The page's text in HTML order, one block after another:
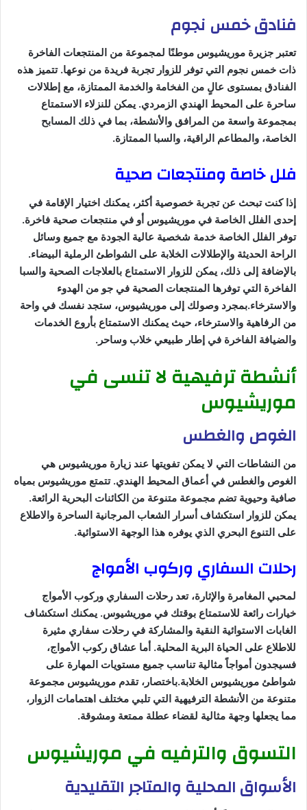
فنادق خمس نجوم
تعتبر جزيرة موريشيوس موطنًا لمجموعة من المنتجعات الفاخرة
ذات خمس نجوم التي توفر للزوار تجربة فريدة من نوعها. تتميز هذه
الفنادق بمستوى عالٍ من الفخامة والخدمة الممتازة، مع إطلالات
ساحرة على المحيط الهندي الزمردي. يمكن للنزلاء الاستمتاع
بمجموعة واسعة من المرافق والأنشطة، بما في ذلك المسابح
الخاصة، والمطاعم الراقية، والسبا الممتازة.
فلل خاصة ومنتجعات صحية
إذا كنت تبحث عن تجربة خصوصية أكثر، يمكنك اختيار الإقامة في
إحدى الفلل الخاصة في موريشيوس أو في منتجعات صحية فاخرة.
توفر الفلل الخاصة خدمة شخصية عالية الجودة مع جميع وسائل
الراحة الحديثة والإطلالات الخلابة على الشواطئ الرملية البيضاء.
بالإضافة إلى ذلك، يمكن للزوار الاستمتاع بالعلاجات الصحية والسبا
الفاخرة التي توفرها المنتجعات الصحية في جو من الهدوء
والاسترخاء.بمجرد وصولك إلى موريشيوس، ستجد نفسك في واحة
من الرفاهية والاسترخاء، حيث يمكنك الاستمتاع بأروع الخدمات
والضيافة الفاخرة في إطار طبيعي خلاب وساحر.
أنشطة ترفيهية لا تنسى في
موريشيوس
الغوص والغطس
من النشاطات التي لا يمكن تفويتها عند زيارة موريشيوس هي
الغوص والغطس في أعماق المحيط الهندي. تتمتع موريشيوس بمياه
صافية وحيوية تضم مجموعة متنوعة من الكائنات البحرية الرائعة.
يمكن للزوار استكشاف أسرار الشعاب المرجانية الساحرة والاطلاع
على التنوع البحري الذي يوفره هذا الوجهة الاستوائية.
رحلات السفاري وركوب الأمواج
لمحبي المغامرة والإثارة، تعد رحلات السفاري وركوب الأمواج
خيارات رائعة للاستمتاع بوقتك في موريشيوس. يمكنك استكشاف
الغابات الاستوائية النقية والمشاركة في رحلات سفاري مثيرة
للاطلاع على الحياة البرية المحلية. أما عشاق ركوب الأمواج،
فسيجدون أمواجاً مثالية تناسب جميع مستويات المهارة على
شواطئ موريشيوس الخلابة.باختصار، تقدم موريشيوس مجموعة
متنوعة من الأنشطة الترفيهية التي تلبي مختلف اهتمامات الزوار،
مما يجعلها وجهة مثالية لقضاء عطلة ممتعة ومشوقة.
التسوق والترفيه في موريشيوس
الأسواق المحلية والمتاجر التقليدية